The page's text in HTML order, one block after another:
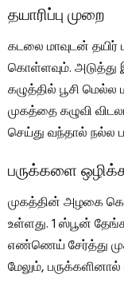
தயாரிப்பு முறை
கடலை மாவுடன்
கொள்ளவும். அடுத்து
கழுத்தில் பூசி மெல்ல
முகத்தை கழுவி
செய்து வந்தால் நல்ல
பருக்களை
முகத்தின் அழகை
உள்ளது. 1 ஸ்பூன்
எண்ணெய் சேர்த்து
மேலும்,